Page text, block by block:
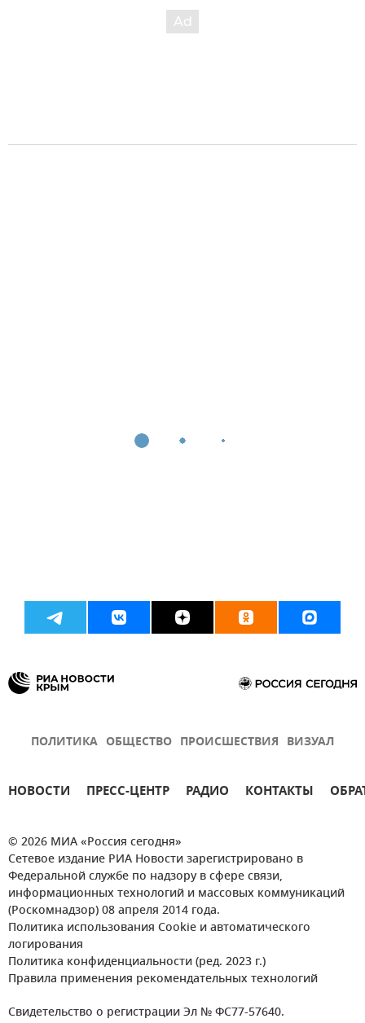
ПОЛИТИКА ОБЩЕСТВО ПРОИСШЕСТВИЯ ВИЗУАЛ
НОВОСТИ ПРЕСС-ЦЕНТР РАДИО КОНТАКТЫ
© 2026 МИА «Россия сегодня»
Сетевое издание РИА Новости зарегистрировано в
Федеральной службе по надзору в сфере связи,
информационных технологий и массовых коммуникаций
(Роскомнадзор) 08 апреля 2014 года.
Политика использования Cookie и автоматического
логирования
Политика конфиденциальности (ред. 2023 г.)
Правила применения рекомендательных технологий
Свидетельство о регистрации Эл № ФС77-57640.